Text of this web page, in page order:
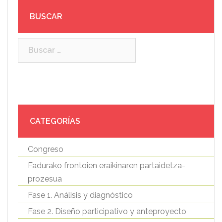
BUSCAR
CATEGORÍAS
Congreso
Fadurako frontoien eraikinaren partaidetza-
prozesua
Fase 1. Análisis y diagnóstico
Fase 2. Diseño participativo y anteproyecto